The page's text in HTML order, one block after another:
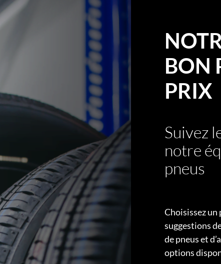
BON
PRIX
Suivez
notre
pneus
Choisissez un
suggestions
de pneus et
options